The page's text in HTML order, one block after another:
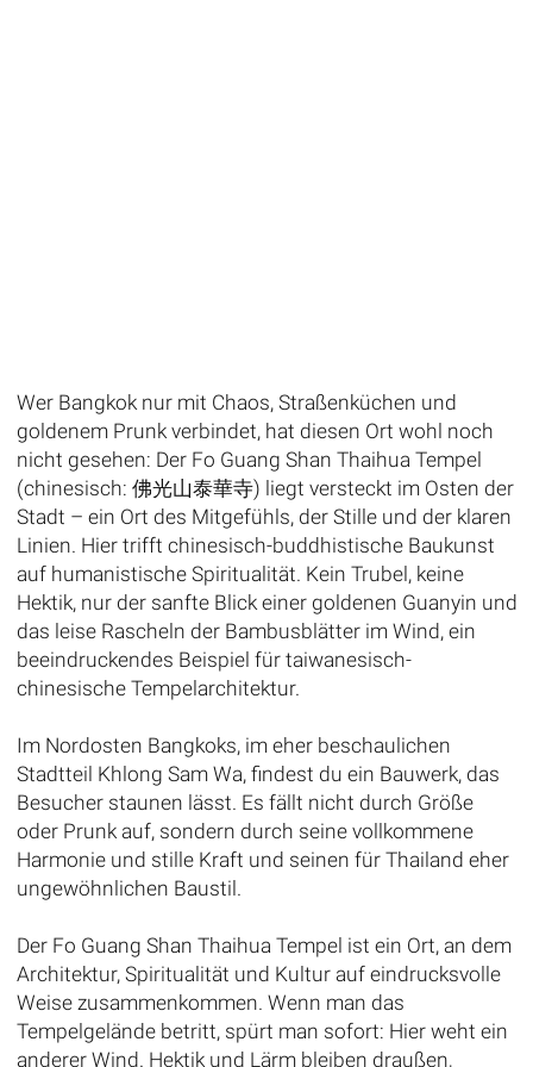
Wer Bangkok nur mit Chaos, Straßenküchen und
goldenem Prunk verbindet, hat diesen Ort wohl noch
nicht gesehen: Der Fo Guang Shan Thaihua Tempel
(chinesisch: 佛光山泰華寺) liegt versteckt im Osten der
Stadt – ein Ort des Mitgefühls, der Stille und der klaren
Linien. Hier trifft chinesisch-buddhistische Baukunst
auf humanistische Spiritualität. Kein Trubel, keine
Hektik, nur der sanfte Blick einer goldenen Guanyin und
das leise Rascheln der Bambusblätter im Wind, ein
beeindruckendes Beispiel für taiwanesisch-
chinesische Tempelarchitektur.
Im Nordosten Bangkoks, im eher beschaulichen
Stadtteil Khlong Sam Wa, findest du ein Bauwerk, das
Besucher staunen lässt. Es fällt nicht durch Größe
oder Prunk auf, sondern durch seine vollkommene
Harmonie und stille Kraft und seinen für Thailand eher
ungewöhnlichen Baustil.
Der Fo Guang Shan Thaihua Tempel ist ein Ort, an dem
Architektur, Spiritualität und Kultur auf eindrucksvolle
Weise zusammenkommen. Wenn man das
Tempelgelände betritt, spürt man sofort: Hier weht ein
anderer Wind. Hektik und Lärm bleiben draußen,